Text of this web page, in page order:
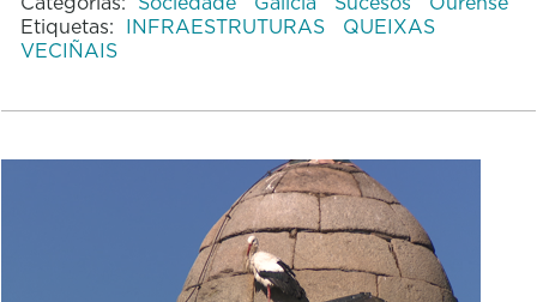
Etiquetas: INFRAESTRUTURAS
QUEIXAS
VECIÑAIS